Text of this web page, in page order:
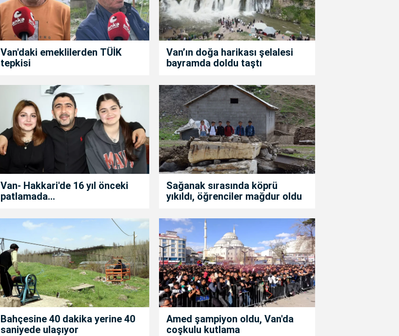
Van'daki emeklilerden TÜİK
tepkisi
Van’ın doğa harikası şelalesi
bayramda doldu taştı
Van- Hakkari'de 16 yıl önceki
patlamada...
Sağanak sırasında köprü
yıkıldı, öğrenciler mağdur oldu
Bahçesine 40 dakika yerine 40
saniyede ulaşıyor
Amed şampiyon oldu, Van'da
coşkulu kutlama